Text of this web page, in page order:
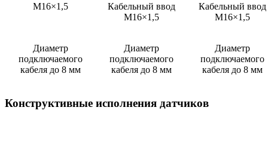
М16×1,5
Кабельный ввод
М16×1,5
Кабельный ввод
М16×1,5
Диаметр
подключаемого
кабеля до 8 мм
Диаметр
подключаемого
кабеля до 8 мм
Диаметр
подключаемого
кабеля до 8 мм
Конструктивные исполнения датчиков